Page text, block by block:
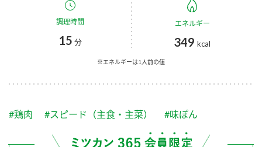
スープ 中華
ふりかけ おすしの素
お酢ドリンク
つゆ
企業理念
ミツカンの歴史
ミツカンを知る
環境への取り組み
ZENB initiative
調理時間
15 分
エネルギー
349 kcal
※エネルギーは1人前の値
#鶏肉 #スピード（主食・主菜） #味ぽん